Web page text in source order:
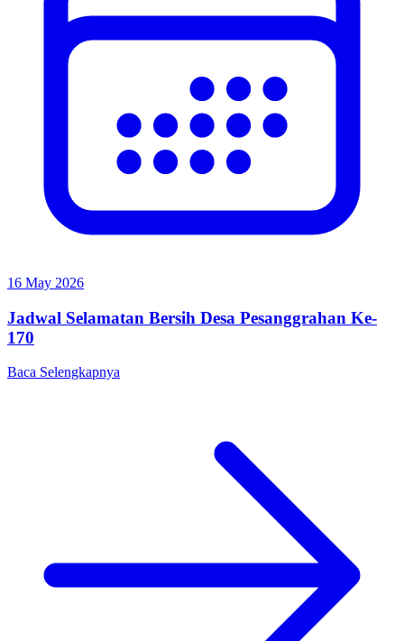
16 May 2026
Jadwal Selamatan Bersih Desa Pesanggrahan Ke-
170
Baca Selengkapnya